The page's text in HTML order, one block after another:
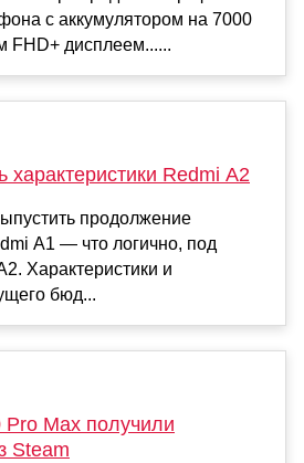
с аккумулятором на 7000
дисплеем......
характеристики Redmi A2
продолжение
A1 — что логично, под
Характеристики и
бюд...
Max получили
Steam